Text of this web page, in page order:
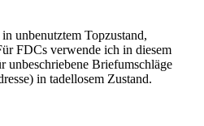
unbenutztem Topzustand,
FDCs verwende ich in diesem
unbeschriebene Briefumschläge
in tadellosem Zustand.